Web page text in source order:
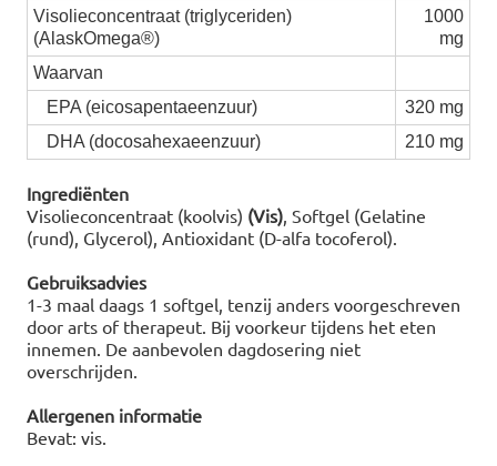
Visolieconcentraat (triglyceriden)
(AlaskOmega®)
1000
mg
Waarvan
EPA (eicosapentaeenzuur)
320 mg
DHA (docosahexaeenzuur)
210 mg
Ingrediënten
Visolieconcentraat (koolvis) (Vis), Softgel (Gelatine
(rund), Glycerol), Antioxidant (D-alfa tocoferol).
Gebruiksadvies
1-3 maal daags 1 softgel, tenzij anders voorgeschreven
door arts of therapeut. Bij voorkeur tijdens het eten
innemen. De aanbevolen dagdosering niet
overschrijden.
Allergenen informatie
Bevat: vis.